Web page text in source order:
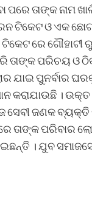
ପରେ ତାଙ୍କ ନାମ
ଟିକେଟ ଓ ଏକ
ରେ
ତାଙ୍କ ପରିଚୟ ଓ
ଯାଇ ପୁନର୍ବାର
କରାଯାଉଛି ।
ସେବୀ ଜଣକ
ତାଙ୍କ ପରିବାର
। ଯୁବ